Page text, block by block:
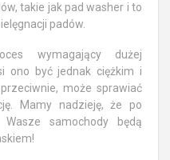
takie jak pad washer i to
padów.
wymagający dużej
ono być jednak ciężkim i
może sprawiać
Mamy nadzieję, że po
samochody będą